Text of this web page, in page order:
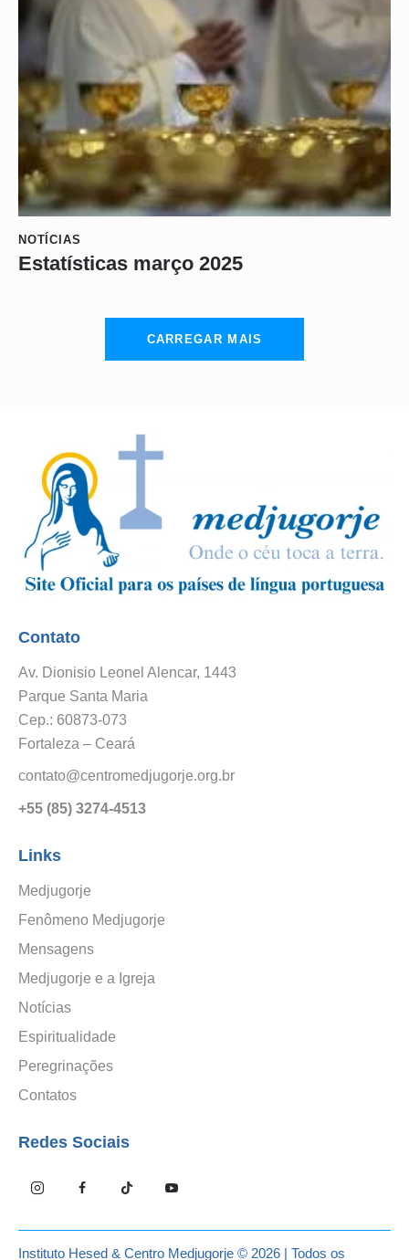
NOTÍCIAS
Estatísticas março 2025
CARREGAR MAIS
Contato
Av. Dionisio Leonel Alencar, 1443
Parque Santa Maria
Cep.: 60873-073
Fortaleza – Ceará
contato@centromedjugorje.org.br
+55 (85) 3274-4513
Links
Medjugorje
Fenômeno Medjugorje
Mensagens
Medjugorje e a Igreja
Notícias
Espiritualidade
Peregrinações
Contatos
Redes Sociais
Instituto Hesed & Centro Medjugorje © 2026 | Todos os